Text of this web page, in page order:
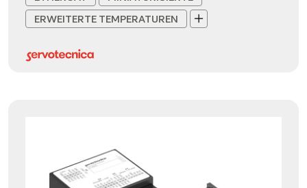
ERWEITERTE TEMPERATUREN